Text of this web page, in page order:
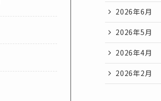
2026年6月
2026年5月
2026年4月
2026年2月